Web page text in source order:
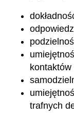
trafnych